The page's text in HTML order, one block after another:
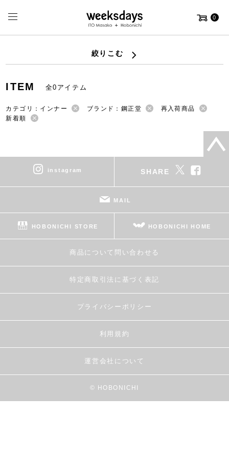
0
絞りこむ
ITEM 全0アイテム
カテゴリ：インナー ブランド：鋼正堂
再入荷商品
新着順
instagram SHARE
MAIL
HOBONICHI STORE HOBONICHI HOME
商品について問い合わせる
特定商取引法に基づく表記
プライバシーポリシー
利用規約
運営会社について
© HOBONICHI